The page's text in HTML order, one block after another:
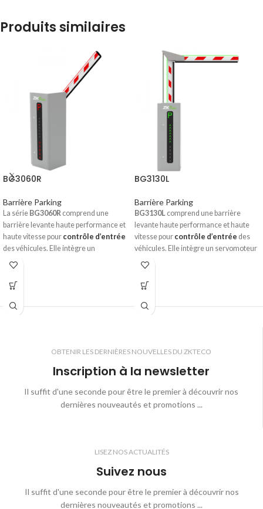
Produits similaires
BG3060R
Barrière Parking
La série BG3060R comprend une
barrière levante haute performance et
haute vitesse pour contrôle d’entrée
des véhicules. Elle intègre un
servomoteur haute performance, une
fiable, un panneau de contrôle résistant
l’aspect humainement interactif et une
BG3130L
Barrière Parking
BG3130L comprend une barrière
levante haute performance et haute
vitesse pour contrôle d’entrée des
véhicules. Elle intègre un servomoteur
haute performance, une structure de
panneau de contrôle résistant aux
l’aspect humainement interactif et une
OBTENIR LES DERNIÈRES NOUVELLES DU ZKTECO
Inscription à la newsletter
Il suffit d'une seconde pour être le premier à découvrir nos
dernières nouveautés et promotions ...
LISEZ NOS ACTUALITÉS
Suivez nous
Il suffit d'une seconde pour être le premier à découvrir nos
dernières nouveautés et promotions ...